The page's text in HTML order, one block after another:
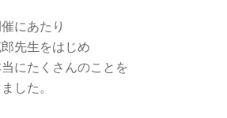
にあたり
先生をはじめ
にたくさんのことを
した。